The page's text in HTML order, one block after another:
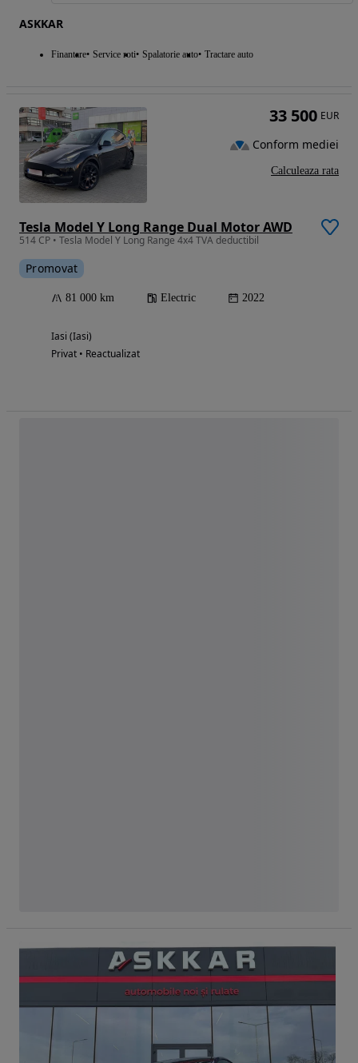
ASKKAR
Finantare Service roti Spalatorie auto Tractare auto
Tesla Model Y Long Range Dual Motor AWD
514 CP • Tesla Model Y Long Range 4x4 TVA deductibil
Promovat
81 000 km Electric 2022
Iasi (Iasi)
Privat • Reactualizat
33 500 EUR
Conform mediei
Calculeaza rata